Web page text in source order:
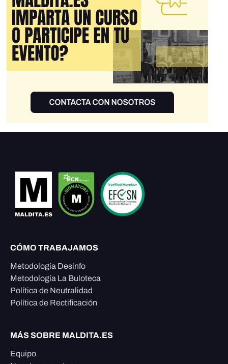
CÓMO TRABAJAMOS
Metodología Desinfo
Metodología La Buloteca
Política de Neutralidad
Política de Rectificación
MÁS SOBRE MALDITA.ES
Equipo